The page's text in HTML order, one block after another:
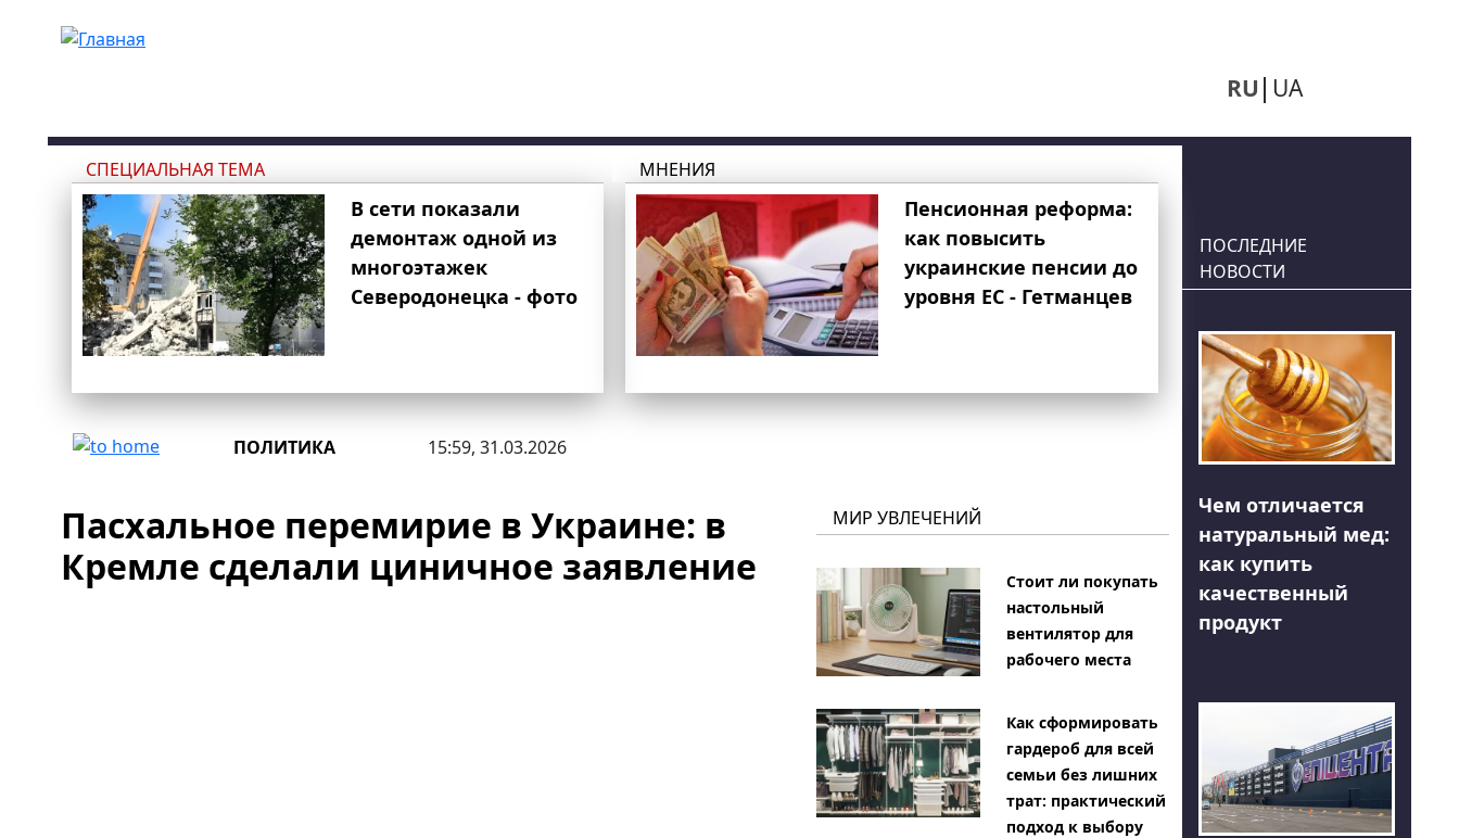
RU UA
СПЕЦИАЛЬНАЯ ТЕМА
В сети показали
демонтаж одной из
многоэтажек
Северодонецка - фото
МНЕНИЯ
Пенсионная реформа:
как повысить
украинские пенсии до
уровня ЕС - Гетманцев
ПОЛИТИКА 15:59, 31.03.2026
Пасхальное перемирие в Украине: в
Кремле сделали циничное заявление
МИР УВЛЕЧЕНИЙ
Стоит ли покупать
настольный
вентилятор для
рабочего места
Как сформировать
гардероб для всей
семьи без лишних
трат: практический
подход к выбору
ПОСЛЕДНИЕ
НОВОСТИ
Чем отличается
натуральный мед:
как купить
качественный
продукт